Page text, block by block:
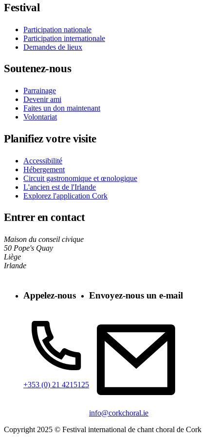
Festival
Participation nationale
Participation internationale
Demandes de lieux
Soutenez-nous
Parrainage
Devenir ami
Faites un don maintenant
Volontariat
Planifiez votre visite
Accessibilité
Hébergement
Circuit gastronomique et œnologique
L'ancien est de l'Irlande
Explorez l'application Cork
Entrer en contact
Maison du conseil civique
50 Pope's Quay
Liège
Irlande
Appelez-nous
+353 (0) 21 4215125
Envoyez-nous un e-mail
info@corkchoral.ie
Copyright 2025 © Festival international de chant choral de Cork